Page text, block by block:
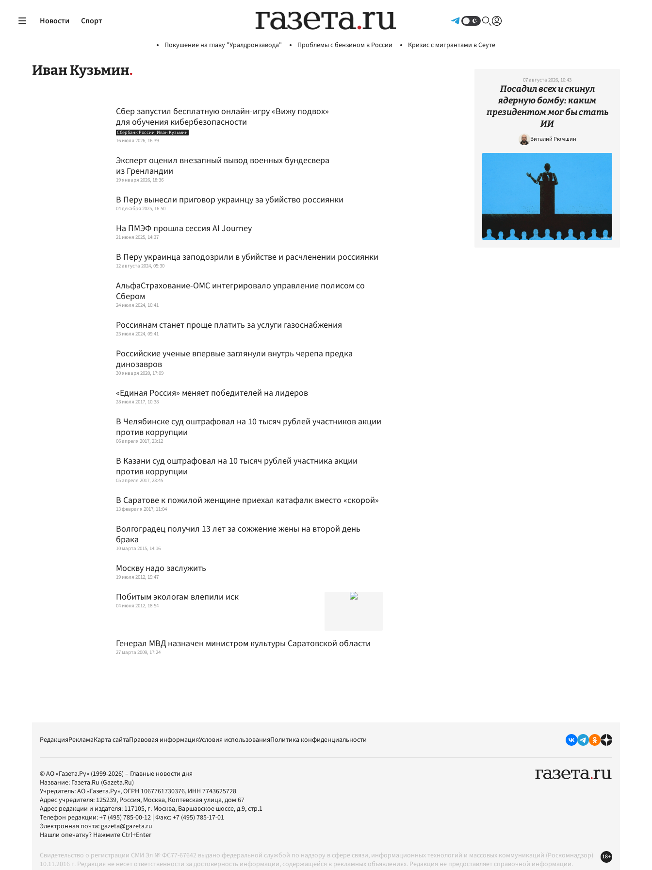
Новости Спорт
Покушение на главу "Уралдронзавода" Проблемы с бензином в России Кризис с мигрантами в Сеуте
Иван Кузьмин
Сбер запустил бесплатную онлайн-игру «Вижу подвох»
для обучения кибербезопасности
Сбербанк России Иван Кузьмин
16 июля 2026, 16:39
Эксперт оценил внезапный вывод военных бундесвера
из Гренландии
19 января 2026, 18:36
В Перу вынесли приговор украинцу за убийство россиянки
04 декабря 2025, 16:50
На ПМЭФ прошла сессия AI Journey
21 июня 2025, 14:37
В Перу украинца заподозрили в убийстве и расчленении россиянки
12 августа 2024, 05:30
АльфаСтрахование-ОМС интегрировало управление полисом со
Сбером
24 июля 2024, 10:41
Россиянам станет проще платить за услуги газоснабжения
23 июля 2024, 09:41
Российские ученые впервые заглянули внутрь черепа предка
динозавров
30 января 2020, 17:09
«Единая Россия» меняет победителей на лидеров
28 июля 2017, 10:38
В Челябинске суд оштрафовал на 10 тысяч рублей участников акции
против коррупции
06 апреля 2017, 23:12
В Казани суд оштрафовал на 10 тысяч рублей участника акции
против коррупции
05 апреля 2017, 23:45
В Саратове к пожилой женщине приехал катафалк вместо «скорой»
13 февраля 2017, 11:04
Волгоградец получил 13 лет за сожжение жены на второй день
брака
10 марта 2015, 14:16
Москву надо заслужить
19 июля 2012, 19:47
Побитым экологам влепили иск
04 июня 2012, 18:54
Генерал МВД назначен министром культуры Саратовской области
27 марта 2009, 17:24
07 августа 2026, 10:43
Посадил всех и скинул
ядерную бомбу: каким
президентом мог бы стать
ИИ
Виталий Рюмшин
РедакцияРекламаКарта сайтаПравовая информацияУсловия использованияПолитика конфиденциальности
© АО «Газета.Ру» (1999-2026) – Главные новости дня
Название: Газета.Ru (Gazeta.Ru)
Учредитель:АО «Газета.Ру», ОГРН 1067761730376, ИНН 7743625728
Адрес учредителя: 125239, Россия, Москва, Коптевская улица, дом 67
Адрес редакции и издателя: 117105, г. Москва, Варшавское шоссе, д.9, стр.1
Телефон редакции:+7 (495) 785-00-12 | Факс:+7 (495) 785-17-01
Электронная почта:gazeta@gazeta.ru
Нашли опечатку? Нажмите Ctrl+Enter
Свидетельство о регистрации СМИ Эл № ФС77-67642 выдано федеральной службой по надзору в сфере связи, информационных технологий и массовых коммуникаций (Роскомнадзор)
10.11.2016 г. Редакция не несет ответственности за достоверность информации, содержащейся в рекламных объявлениях. Редакция не предоставляет справочной информации.
18+